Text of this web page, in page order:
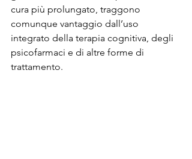
cura più prolungato, traggono
comunque vantaggio dall’uso
integrato della terapia cognitiva, degli
psicofarmaci e di altre forme di
trattamento.